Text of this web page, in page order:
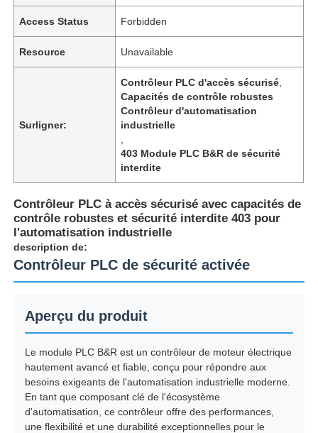
Access Status Forbidden
Resource Unavailable
Surligner:
Contrôleur PLC d'accès sécurisé
Capacités de contrôle robustes
Contrôleur d'automatisation
industrielle
403 Module PLC B&R de sécurité
interdite
Contrôleur PLC à accès sécurisé avec capacités de
contrôle robustes et sécurité interdite 403 pour
l'automatisation industrielle
description de:
Contrôleur PLC de sécurité activée
Aperçu du produit
Le module PLC B&R est un contrôleur de moteur électrique
hautement avancé et fiable, conçu pour répondre aux
besoins exigeants de l'automatisation industrielle moderne.
En tant que composant clé de l'écosystème
d'automatisation, ce contrôleur offre des performances,
une flexibilité et une durabilité exceptionnelles pour le